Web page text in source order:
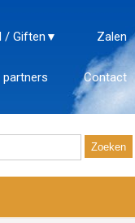
/ Giften Zalen
partners Contact